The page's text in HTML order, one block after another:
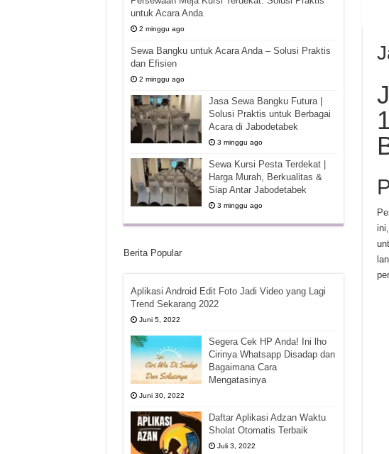
untuk Acara Anda
2 minggu ago
Sewa Bangku untuk Acara Anda – Solusi Praktis
dan Efisien
2 minggu ago
Jasa Sewa Bangku Futura |
Solusi Praktis untuk Berbagai
Acara di Jabodetabek
3 minggu ago
Sewa Kursi Pesta Terdekat |
Harga Murah, Berkualitas &
Siap Antar Jabodetabek
3 minggu ago
Berita Popular
Aplikasi Android Edit Foto Jadi Video yang Lagi
Trend Sekarang 2022
Juni 5, 2022
Segera Cek HP Anda! Ini lho
Cirinya Whatsapp Disadap dan
Bagaimana Cara
Mengatasinya
Juni 30, 2022
Daftar Aplikasi Adzan Waktu
Sholat Otomatis Terbaik
Juli 3, 2022